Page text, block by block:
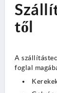
től
A
foglal